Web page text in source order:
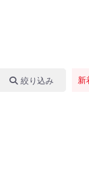
絞り込み